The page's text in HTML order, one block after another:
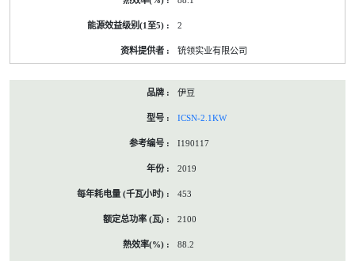
2
铳领实业有限公司
伊豆
ICSN-2.1KW
I190117
2019
453
2100
88.2